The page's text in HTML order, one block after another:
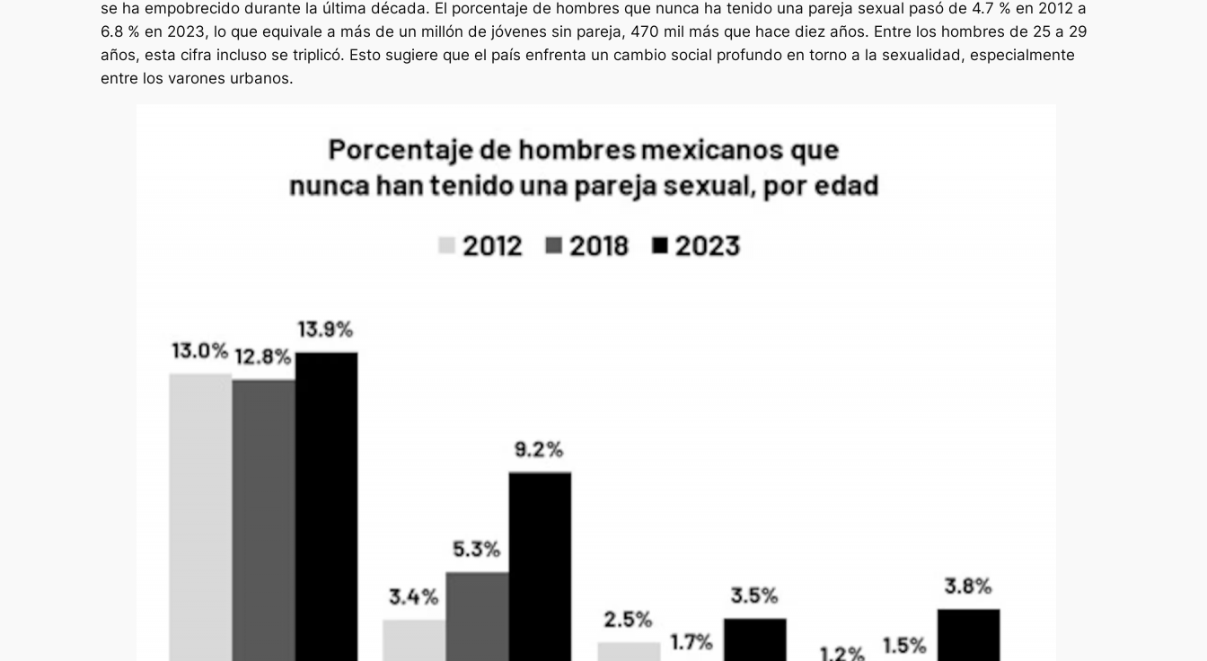
se ha empobrecido durante la última década. El porcentaje de hombres que nunca ha tenido una pareja sexual pasó de 4.7 % en 2012 a
6.8 % en 2023, lo que equivale a más de un millón de jóvenes sin pareja, 470 mil más que hace diez años. Entre los hombres de 25 a 29
años, esta cifra incluso se triplicó. Esto sugiere que el país enfrenta un cambio social profundo en torno a la sexualidad, especialmente
entre los varones urbanos.